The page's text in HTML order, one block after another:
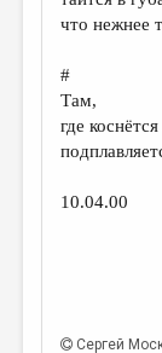
что нежнее
#
Там,
где
10.04.00
Сергей